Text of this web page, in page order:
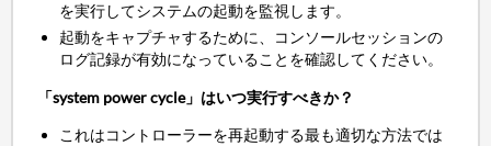
を実行してシステムの起動を監視します。
起動をキャプチャするために、コンソールセッションの
ログ記録が有効になっていることを確認してください。
「system power cycle」はいつ実行すべきか？
これはコントローラーを再起動する最も適切な方法では